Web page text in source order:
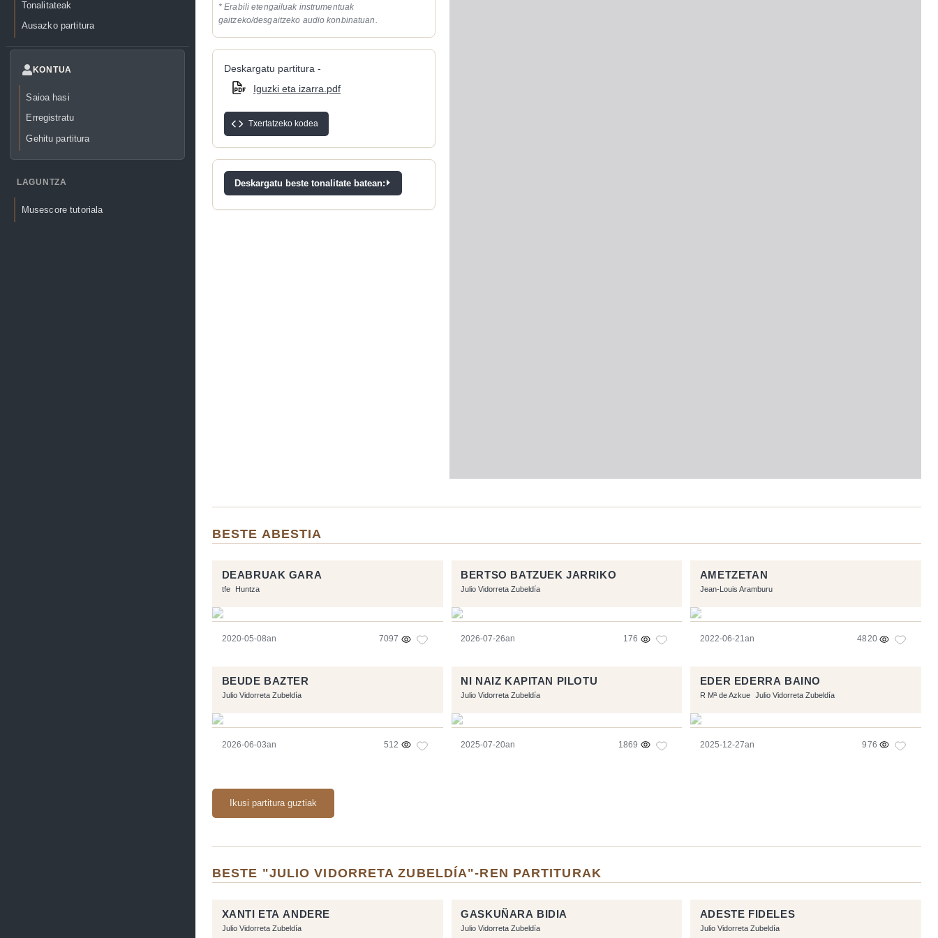
Tonalitateak
Ausazko partitura
KONTUA
Saioa hasi
Erregistratu
Gehitu partitura
LAGUNTZA
Musescore tutoriala
* Erabili etengailuak instrumentuak
gaitzeko/desgaitzeko audio konbinatuan.
Deskargatu partitura -
Iguzki eta izarra.pdf
Txertatzeko kodea
Deskargatu beste tonalitate batean:
BESTE ABESTIA
DEABRUAK GARA
tfe Huntza
2020-05-08an 7097
BERTSO BATZUEK JARRIKO
Julio Vidorreta Zubeldía
2026-07-26an 176
AMETZETAN
Jean-Louis Aramburu
2022-06-21an 4820
BEUDE BAZTER
Julio Vidorreta Zubeldía
2026-06-03an 512
NI NAIZ KAPITAN PILOTU
Julio Vidorreta Zubeldía
2025-07-20an 1869
EDER EDERRA BAINO
R Mª de Azkue Julio Vidorreta Zubeldía
2025-12-27an 976
Ikusi partitura guztiak
BESTE "JULIO VIDORRETA ZUBELDÍA"-REN PARTITURAK
XANTI ETA ANDERE
Julio Vidorreta Zubeldía
GASKUÑARA BIDIA
Julio Vidorreta Zubeldía
ADESTE FIDELES
Julio Vidorreta Zubeldía